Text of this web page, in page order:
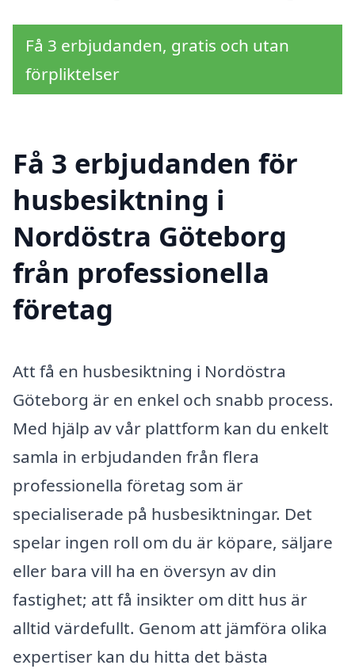
Få 3 erbjudanden, gratis och utan
förpliktelser
Få 3 erbjudanden för
husbesiktning i
Nordöstra Göteborg
från professionella
företag
Att få en husbesiktning i Nordöstra
Göteborg är en enkel och snabb process.
Med hjälp av vår plattform kan du enkelt
samla in erbjudanden från flera
professionella företag som är
specialiserade på husbesiktningar. Det
spelar ingen roll om du är köpare, säljare
eller bara vill ha en översyn av din
fastighet; att få insikter om ditt hus är
alltid värdefullt. Genom att jämföra olika
expertiser kan du hitta det bästa